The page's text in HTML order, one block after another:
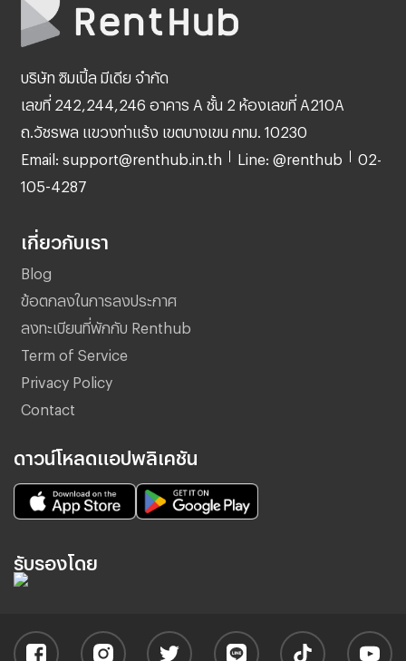
บริษัท ซิมเปิ้ล มีเดีย จำกัด
เลขที่ 242,244,246 อาคาร A ชั้น 2 ห้องเลขที่ A210A
ถ.วัชรพล แขวงท่าแร้ง เขตบางเขน กทม. 10230
Email: support@renthub.in.th Line: @renthub 02-
105-4287
เกี่ยวกับเรา
Blog
ข้อตกลงในการลงประกาศ
ลงทะเบียนที่พักกับ Renthub
Term of Service
Privacy Policy
Contact
ดาวน์โหลดแอปพลิเคชัน
รับรองโดย